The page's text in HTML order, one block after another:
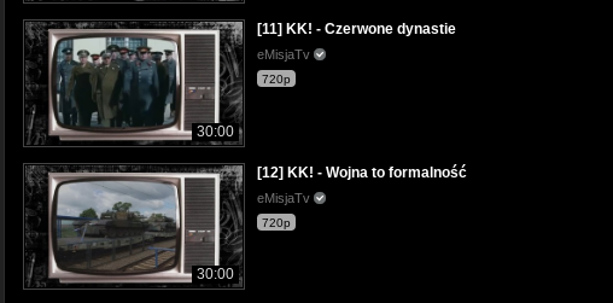
30:00
[11] KK! - Czerwone dynastie
eMisjaTv
720p
30:00
[12] KK! - Wojna to formalność
eMisjaTv
720p